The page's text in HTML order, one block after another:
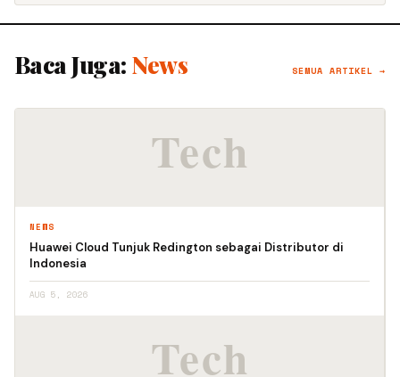
Baca Juga: News SEMUA ARTIKEL →
NEWS
Huawei Cloud Tunjuk Redington sebagai Distributor di
Indonesia
AUG 5, 2026